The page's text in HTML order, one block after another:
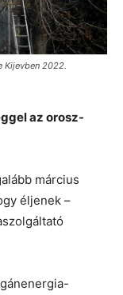
Kijevben 2022.
az orosz-
március
éljenek –